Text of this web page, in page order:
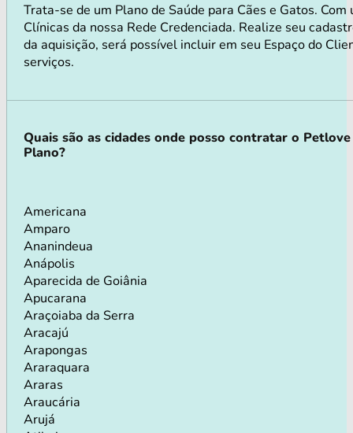
Trata-se de um Plano de Saúde para Cães e Gatos.
Clínicas da nossa Rede Credenciada. Realize seu
da aquisição, será possível incluir em seu Espaço do
serviços.
Quais são as cidades onde posso contratar o Petlove
Plano?
Americana
Amparo
Ananindeua
Anápolis
Aparecida de Goiânia
Apucarana
Araçoiaba da Serra
Aracajú
Arapongas
Araraquara
Araras
Araucária
Arujá